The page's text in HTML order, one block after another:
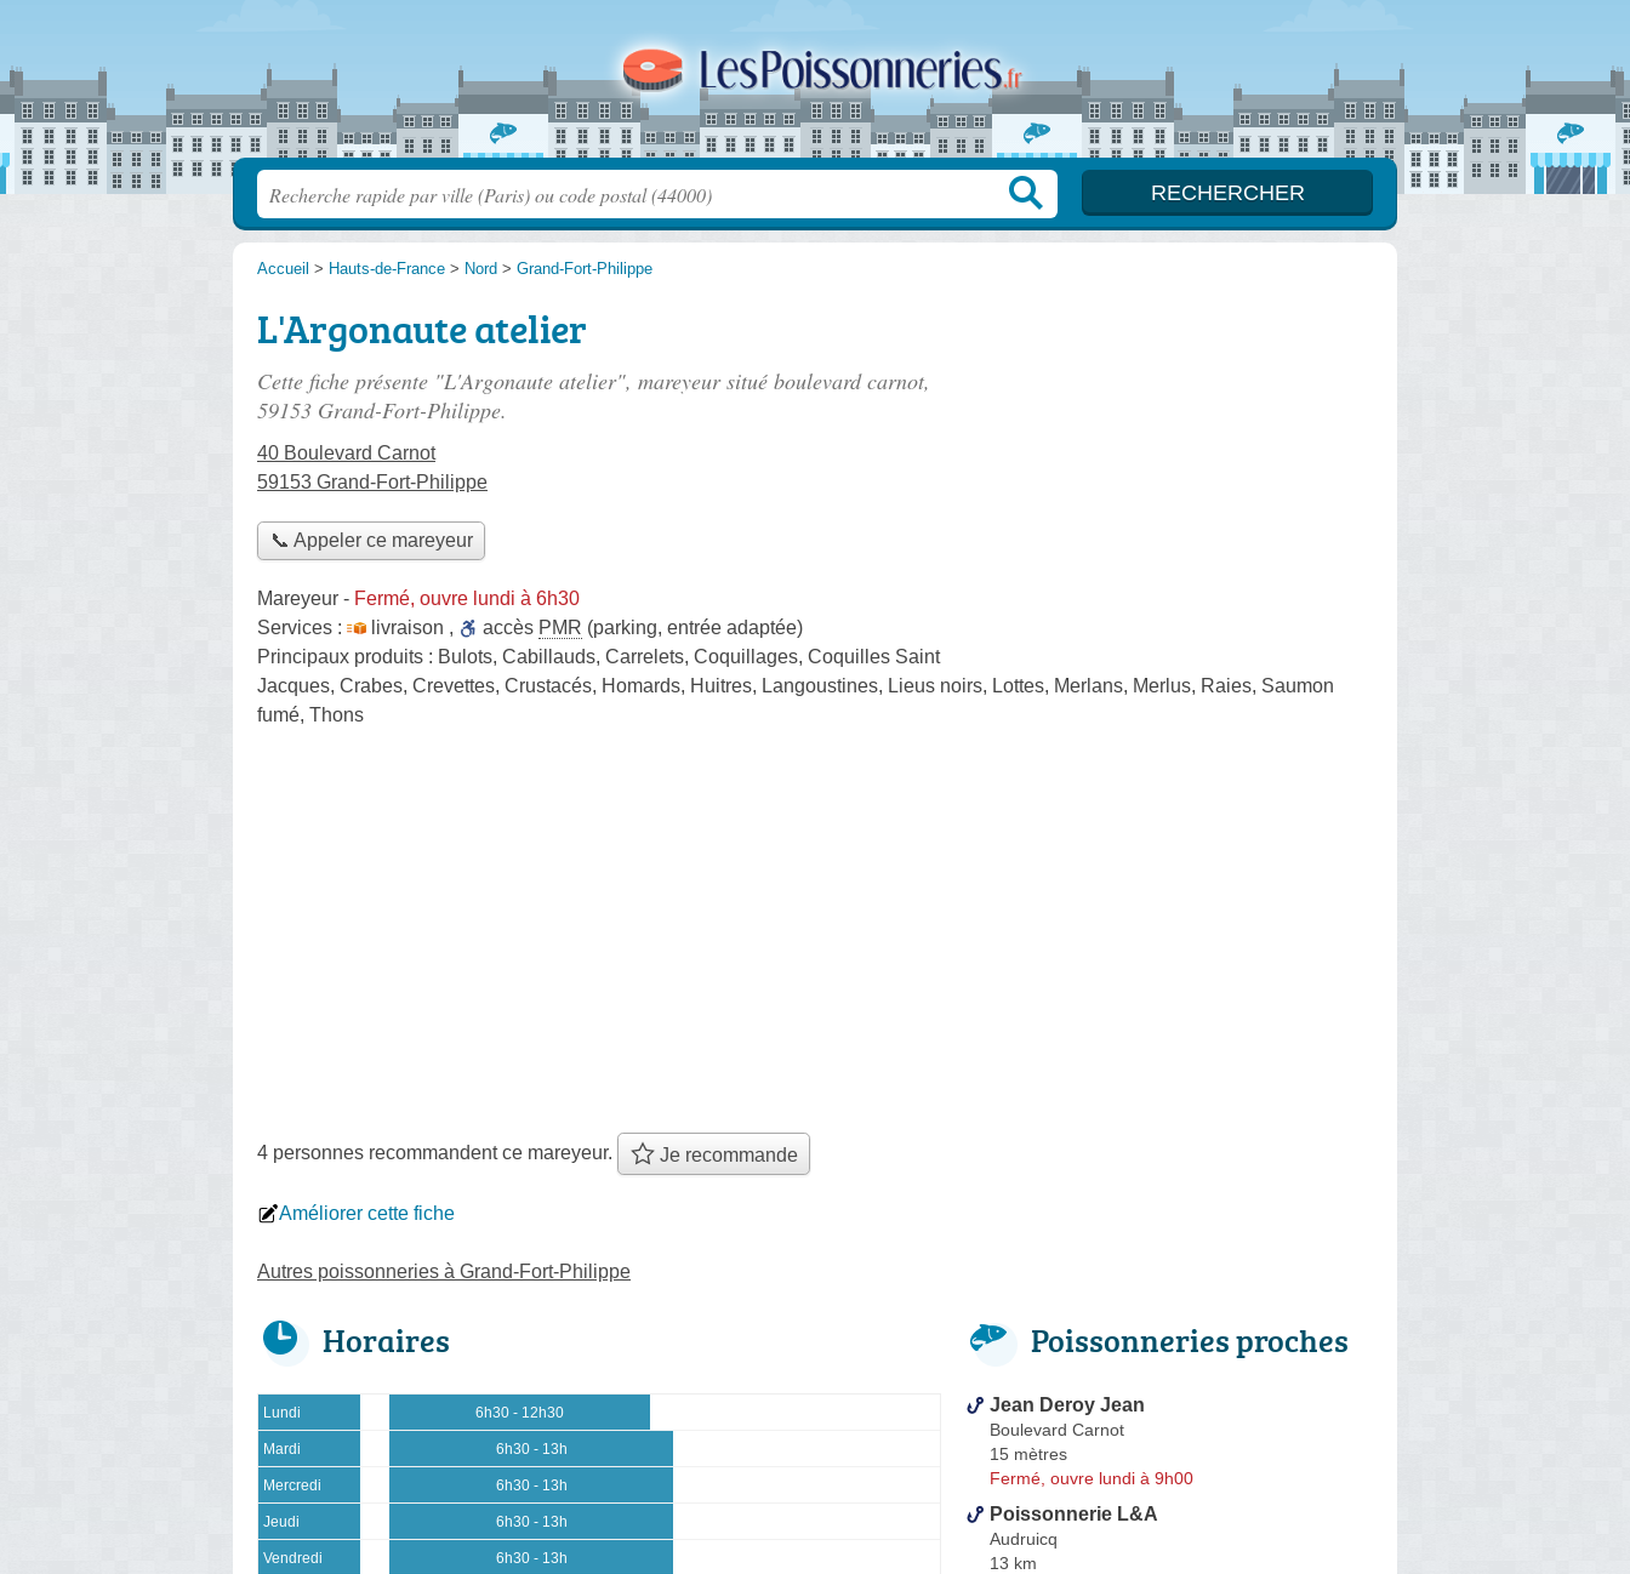
Accueil > Hauts-de-France > Nord > Grand-Fort-Philippe
L'Argonaute atelier
Cette fiche présente "L'Argonaute atelier", mareyeur situé boulevard carnot,
59153 Grand-Fort-Philippe.
40 Boulevard Carnot
59153 Grand-Fort-Philippe
📞 Appeler ce mareyeur
Mareyeur - Fermé, ouvre lundi à 6h30
Services :
livraison , accès PMR (parking, entrée adaptée)
Principaux produits : Bulots, Cabillauds, Carrelets, Coquillages, Coquilles Saint
Jacques, Crabes, Crevettes, Crustacés, Homards, Huitres, Langoustines, Lieus noirs, Lottes, Merlans, Merlus, Raies, Saumon
fumé, Thons
4 personnes recommandentce mareyeur. Je recommande
Améliorer cette fiche
Autres poissonneries à Grand-Fort-Philippe
Horaires
Lundi 6h30 - 12h30
Mardi 6h30 - 13h
Mercredi 6h30 - 13h
Jeudi 6h30 - 13h
Vendredi 6h30 - 13h
Poissonneries proches
Jean Deroy Jean
Boulevard Carnot
15 mètres
Fermé, ouvre lundi à 9h00
Poissonnerie L&A
Audruicq
13 km